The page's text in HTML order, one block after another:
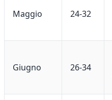
Maggio 24-32
Giugno 26-34